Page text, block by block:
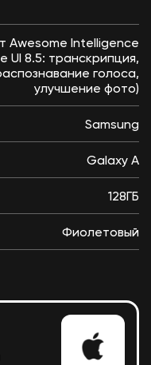
Awesome Intelligence
UI 8.5: транскрипция,
голоса,
улучшение фото)
Samsung
Galaxy A
128ГБ
Фиолетовый